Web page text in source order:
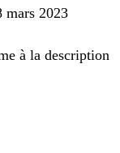
mars 2023
à la description